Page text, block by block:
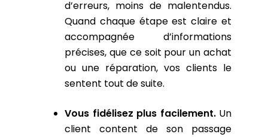
d’erreurs, moins de malentendus.
Quand chaque étape est claire et
accompagnée d’informations
précises, que ce soit pour un achat
ou une réparation, vos clients le
sentent tout de suite.
Vous fidélisez plus facilement.Un
client content de son passage